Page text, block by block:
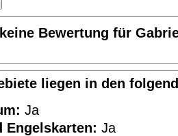
Bewertung für
liegen in den
Ja
Engelskarten: Ja